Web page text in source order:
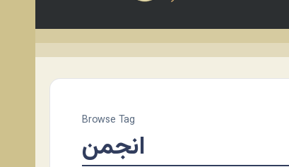
Browse Tag
انجمن